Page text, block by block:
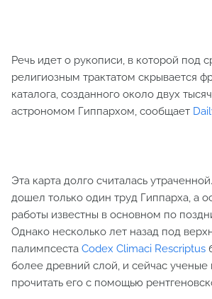
Речь идет о рукописи, в которой под
религиозным трактатом скрывается
каталога, созданного около двух
астрономом Гиппархом, сообщает
Эта карта долго считалась
дошел только один труд Гиппарха, а
работы известны в основном по
Однако несколько лет назад под
палимпсеста Codex Climaci Rescriptus
более древний слой, и сейчас ученые
прочитать его с помощью